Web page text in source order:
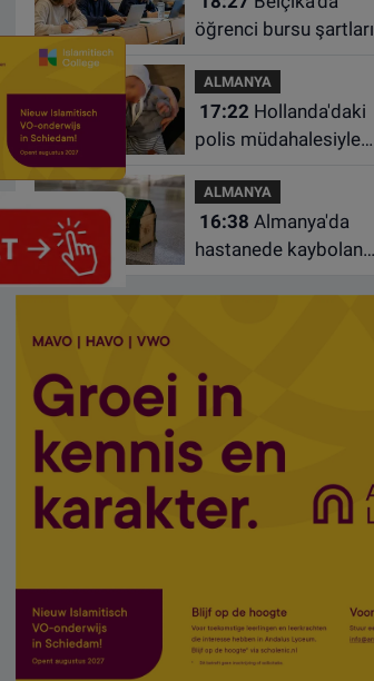
öğrenci bursu şartları
ders almayan burs
alamayacak
ALMANYA
17:22
polis müdahalesiyle
çiftin bebeği aileden
alındı
ALMANYA
16:38
hastanede kaybolan